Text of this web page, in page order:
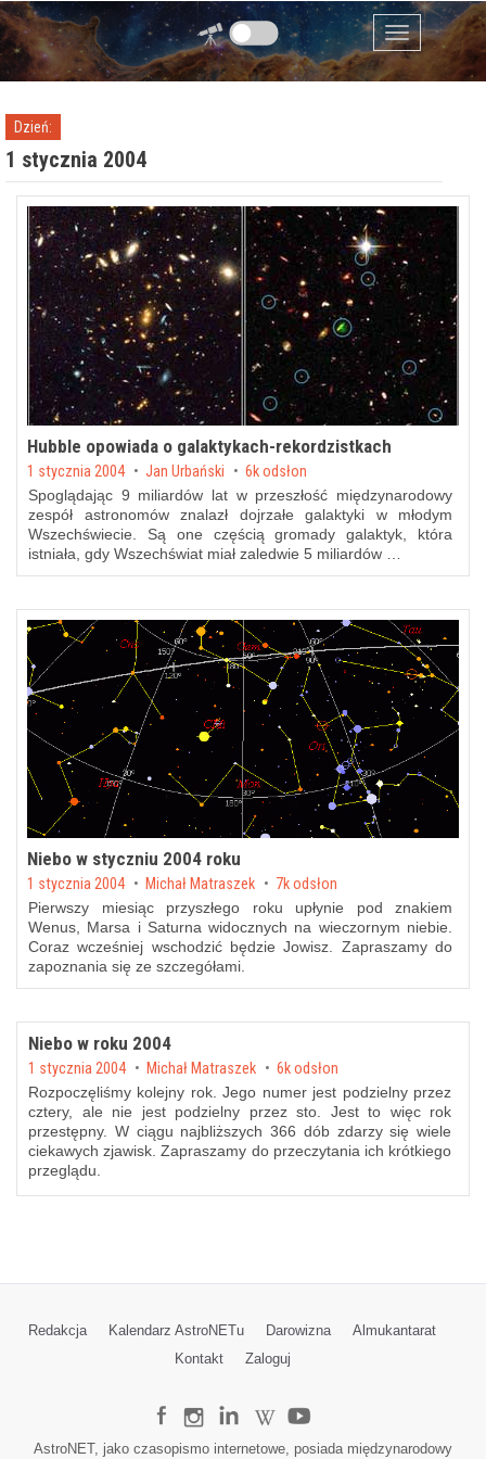
Przejdź do zawartości
Menu
Dzień:
1 stycznia 2004
Hubble opowiada o galaktykach-rekordzistkach
Posted on
1 stycznia 2004 byJan Urbański 6k odsłon
Spoglądając 9 miliardów lat w przeszłość międzynarodowy
zespół astronomów znalazł dojrzałe galaktyki w młodym
Wszechświecie. Są one częściągromady galaktyk , która
istniała, gdy Wszechświat miał zaledwie 5 miliardów …
Niebo w styczniu 2004 roku
Posted on
1 stycznia 2004 by Michał Matraszek 7k odsłon
Pierwszy miesiąc przyszłego roku upłynie pod znakiem
Wenus, Marsa i Saturna widocznych na wieczornym niebie.
Coraz wcześniej wschodzić będzie Jowisz. Zapraszamy do
zapoznania się ze szczegółami.
Niebo w roku 2004
Posted on
1 stycznia 2004 by Michał Matraszek 6k odsłon
Rozpoczęliśmy kolejny rok. Jego numer jest podzielny przez
cztery, ale nie jest podzielny przez sto. Jest to więc rok
przestępny. W ciągu najbliższych 366 dób zdarzy się wiele
ciekawych zjawisk. Zapraszamy do przeczytania ich krótkiego
przeglądu.
Redakcja Kalendarz AstroNETu Darowizna
Almukantarat
Kontakt
Zaloguj
AstroNET, jako czasopismo internetowe, posiada międzynarodowy